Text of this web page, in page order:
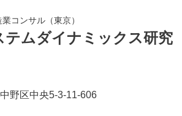
コンサル（東京）
テムダイナミックス研究
野区中央5-3-11-606